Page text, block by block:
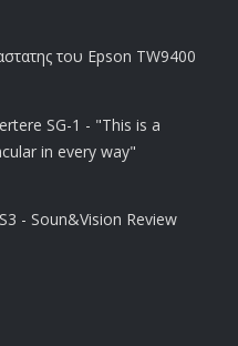
του Epson TW9400
SG-1 - "This is a
in every way"
- Soun&Vision Review